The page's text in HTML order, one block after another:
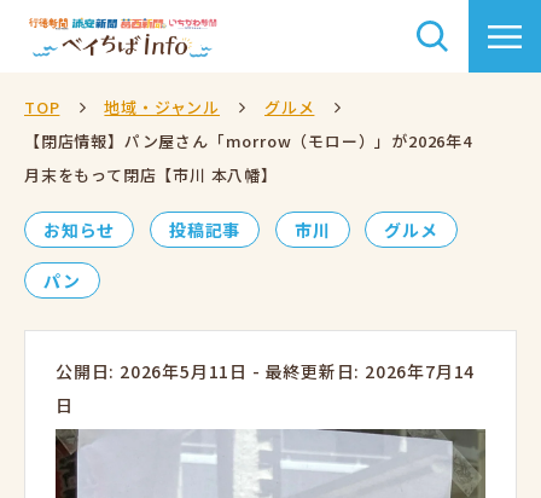
TOP 地域・ジャンル
グルメ
【閉店情報】パン屋さん「morrow（モロー）」が2026年4
月末をもって閉店【市川 本八幡】
お知らせ 投稿記事 市川 グルメ
パン
公開日: 2026年5月11日 - 最終更新日: 2026年7月14
日